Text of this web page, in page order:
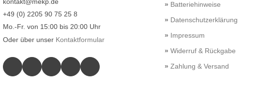
+49 (0) 2205 90 75 25 8
Mo.-Fr. von 15:00 bis 20:00 Uhr
Oder über unser Kontaktformular
Batteriehinweise
Datenschutzerklärung
Impressum
Widerruf & Rückgabe
Zahlung & Versand